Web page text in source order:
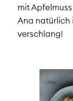
mit
Ana natürlich
verschlang!